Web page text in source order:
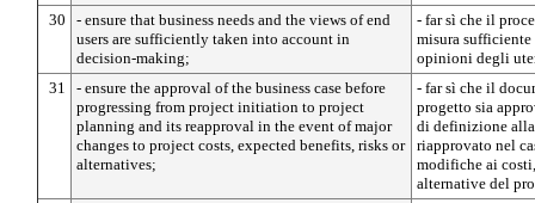
30
- ensure that business needs and the views of end
users are sufficiently taken into account in
decision-making;
- far sì che il
misura
opinioni degli
31
- ensure the approval of the business case before
progressing from project initiation to project
planning and its reapproval in the event of major
changes to project costs, expected benefits, risks or
alternatives;
- far sì che il
progetto sia
di definizione
riapprovato nel
modifiche ai
alternative del